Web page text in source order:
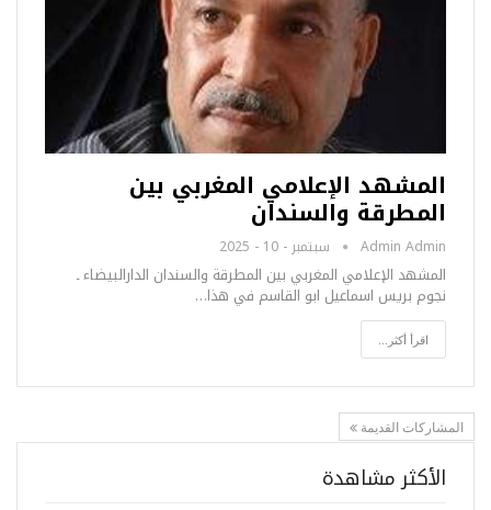
المشهد الإعلامي المغربي بين
المطرقة والسندان
Admin Admin سبتمبر - 10 - 2025
المشهد الإعلامي المغربي بين المطرقة والسندان الدارالبيضاء ـ
نجوم بريس اسماعيل ابو القاسم في هذا…
اقرأ أكثر...
المشاركات القديمة
الأكثر مشاهدة